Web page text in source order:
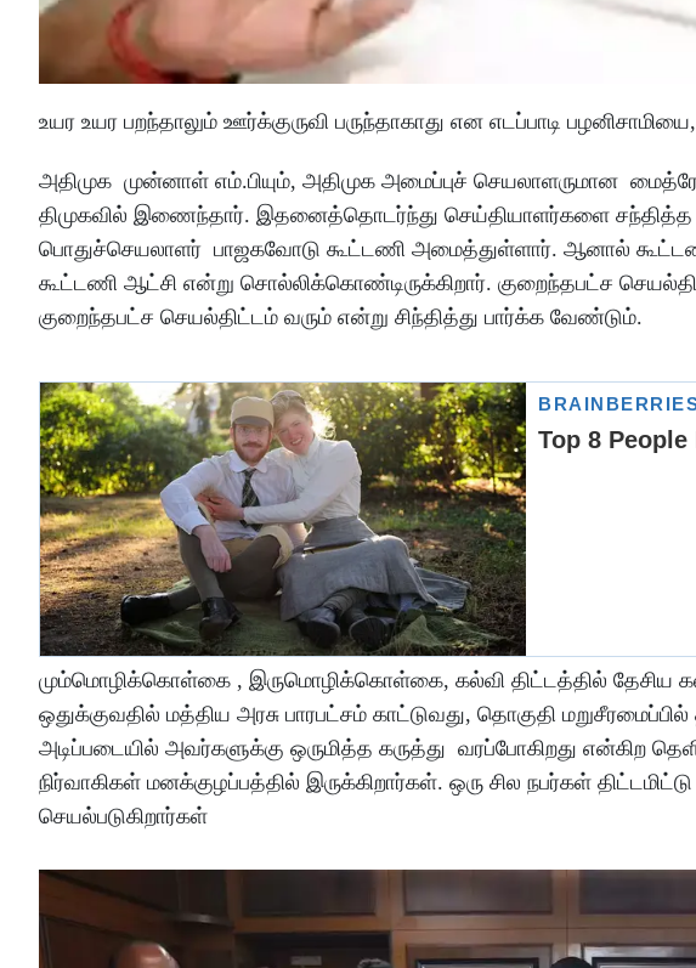
உயர உயர பறந்தாலும் ஊர்க்குருவி பருந்தாகாது என எடப்பாடி
அதிமுக முன்னாள் எம்.பியும், அதிமுக அமைப்புச் செயலாளருமான
திமுகவில் இணைந்தார். இதனைத்தொடர்ந்து செய்தியாளர்களை சந்தித்த
பொதுச்செயலாளர் பாஜகவோடு கூட்டணி அமைத்துள்ளார். ஆனால்
கூட்டணி ஆட்சி என்று சொல்லிக்கொண்டிருக்கிறார். குறைந்தபட்ச
குறைந்தபட்ச செயல்திட்டம் வரும் என்று சிந்தித்து பார்க்க வேண்டும்.
மும்மொழிக்கொள்கை , இருமொழிக்கொள்கை, கல்வி திட்டத்தில் தேசிய
ஒதுக்குவதில் மத்திய அரசு பாரபட்சம் காட்டுவது, தொகுதி
அடிப்படையில் அவர்களுக்கு ஒருமித்த கருத்து வரப்போகிறது என்கிற
நிர்வாகிகள் மனக்குழப்பத்தில் இருக்கிறார்கள். ஒரு சில நபர்கள்
செயல்படுகிறார்கள்